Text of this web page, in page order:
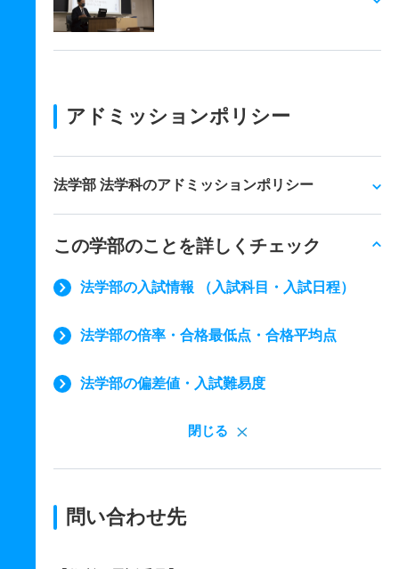
アドミッションポリシー
法学部 法学科のアドミッションポリシー
この学部のことを詳しくチェック
法学部の入試情報 （入試科目・入試日程）
法学部の倍率・合格最低点・合格平均点
法学部の偏差値・入試難易度
閉じる
問い合わせ先